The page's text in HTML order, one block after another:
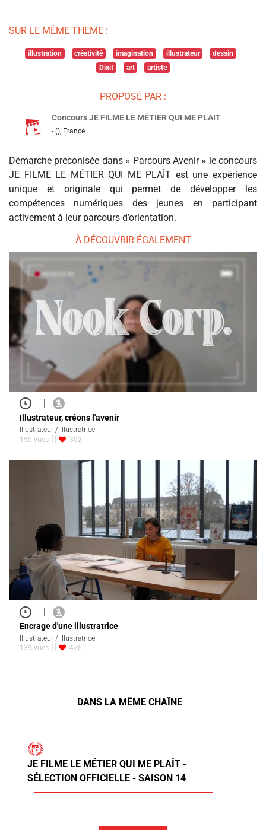
SUR LE MÊME THEME :
illustration créativité imagination illustrateur
dessin
Dixit
art artiste
PROPOSÉ PAR :
Concours JE FILME LE MÉTIER QUI ME PLAIT
- (), France
Démarche préconisée dans « Parcours Avenir » le concours
JE FILME LE MÉTIER QUI ME PLAÎT est une expérience
unique et originale qui permet de développer les
compétences numériques des jeunes en participant
activement à leur parcours d’orientation.
À DÉCOUVRIR ÉGALEMENT
|
Illustrateur, créons l'avenir
Illustrateur / Illustratrice
150 vues
302
|
Encrage d'une illustratrice
Illustrateur / Illustratrice
139 vues
476
DANS LA MÊME CHAÎNE
JE FILME LE MÉTIER QUI ME PLAÎT -
SÉLECTION OFFICIELLE - SAISON 14